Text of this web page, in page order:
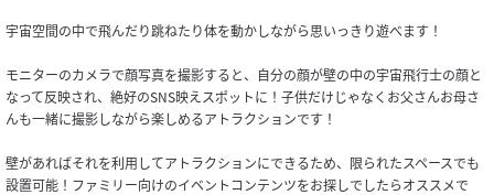
宇宙空間の中で飛んだり跳ねたり体を動かしながら思いっきり遊べます！
モニターのカメラで顔写真を撮影すると、自分の顔が壁の中の宇宙飛行士の顔と
なって反映され、絶好のSNS映えスポットに！子供だけじゃなくお父さんお母さ
んも一緒に撮影しながら楽しめるアトラクションです！
壁があればそれを利用してアトラクションにできるため、限られたスペースでも
設置可能！ファミリー向けのイベントコンテンツをお探しでしたらオススメで